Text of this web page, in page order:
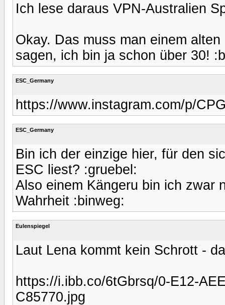
Ich lese daraus VPN-Australien
Okay. Das muss man einem
sagen, ich bin ja schon über 30!
ESC_Germany
https://www.instagram.com/p/
ESC_Germany
Bin ich der einzige hier, für den
ESC liest? :gruebel:
Also einem Kängeru bin ich zwar
Wahrheit :binweg:
Eulenspiegel
Laut Lena kommt kein Schrott -
https://i.ibb.co/6tGbrsq/0-E12-
C85770.jpg